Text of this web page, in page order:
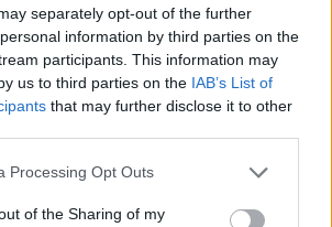
separately opt-out of the further
information by third parties on the
participants. This information may
us to third parties on the IAB’s List of
that may further disclose it to other
website/app uses one or more Google
or usage behaviour. You may click to
Processing Opt Outs
of the Sharing of my
νομίζω πως έτρεχα,
ΙΧ για το τροχαίο στην
ΣΕΦ - Δείτε βίντεο